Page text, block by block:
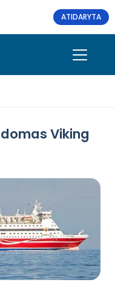
ATIDARYTA
Viking